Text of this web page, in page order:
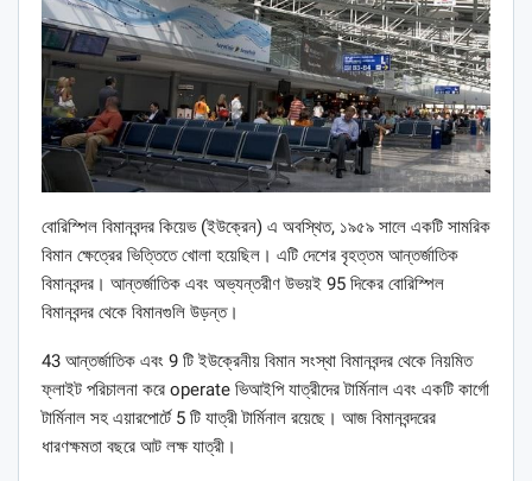
বোরিস্পিল বিমানবন্দর কিয়েভ (ইউক্রেন) এ অবস্থিত, ১৯৫৯ সালে একটি সামরিক
বিমান ক্ষেত্রের ভিত্তিতে খোলা হয়েছিল। এটি দেশের বৃহত্তম আন্তর্জাতিক
বিমানবন্দর। আন্তর্জাতিক এবং অভ্যন্তরীণ উভয়ই 95 দিকের বোরিস্পিল
বিমানবন্দর থেকে বিমানগুলি উড়ন্ত।
43 আন্তর্জাতিক এবং 9 টি ইউক্রেনীয় বিমান সংস্থা বিমানবন্দর থেকে নিয়মিত
ফ্লাইট পরিচালনা করে operate ভিআইপি যাত্রীদের টার্মিনাল এবং একটি কার্গো
টার্মিনাল সহ এয়ারপোর্টে 5 টি যাত্রী টার্মিনাল রয়েছে। আজ বিমানবন্দরের
ধারণক্ষমতা বছরে আট লক্ষ যাত্রী।